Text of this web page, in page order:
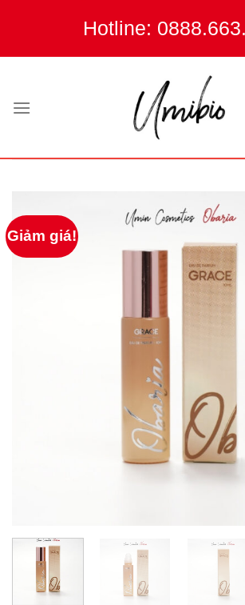
Hotline:
Giảm giá!